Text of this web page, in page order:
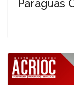
Paraguas